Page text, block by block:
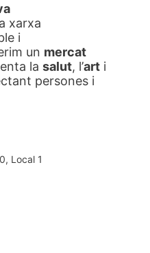
xarxa
i
un mercat
la salut, l’art i
persones i
Local 1